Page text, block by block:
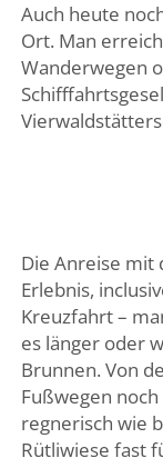
Auch heute
Ort. Man
Wanderwegen
Die Anreise mit
Erlebnis,
Kreuzfahrt –
es länger oder
Brunnen. Von
Fußwegen
regnerisch wie
Rütliwiese fast